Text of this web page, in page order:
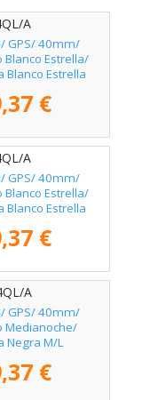
A
GPS/ 40mm/
Blanco Estrella/
Blanco Estrella
€
A
GPS/ 40mm/
Blanco Estrella/
Blanco Estrella
€
A
GPS/ 40mm/
Medianoche/
Negra M/L
€